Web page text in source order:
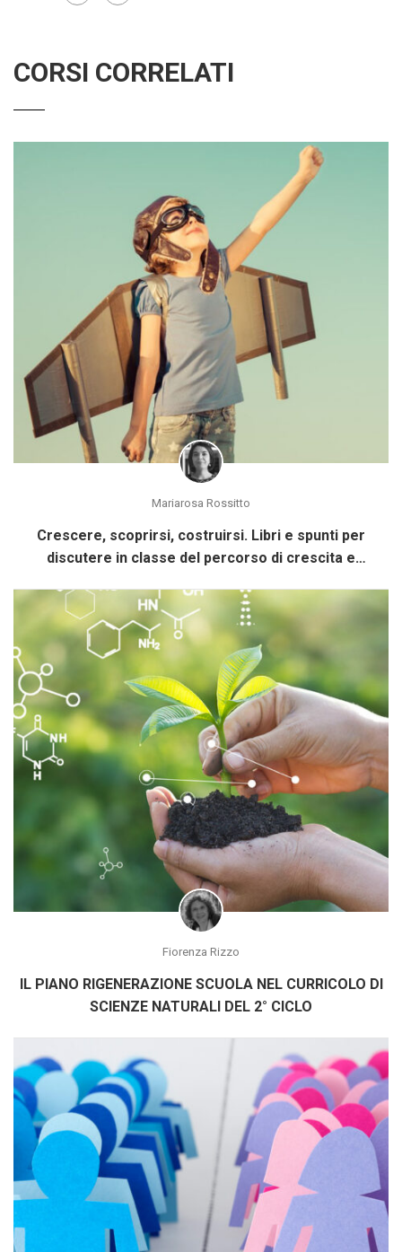
CORSI CORRELATI
Mariarosa Rossitto
Crescere, scoprirsi, costruirsi. Libri e spunti per
discutere in classe del percorso di crescita e
Fiorenza Rizzo
IL PIANO RIGENERAZIONE SCUOLA NEL CURRICOLO DI
SCIENZE NATURALI DEL 2° CICLO